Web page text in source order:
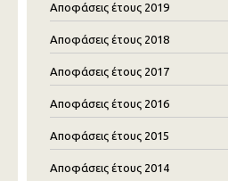
Αποφάσεις έτους 2019
Αποφάσεις έτους 2018
Αποφάσεις έτους 2017
Αποφάσεις έτους 2016
Αποφάσεις έτους 2015
Αποφάσεις έτους 2014